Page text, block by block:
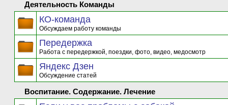
Деятельность Команды
КО-команда
Обсуждаем работу команды
Передержка
Работа с передержкой, поездки, фото, видео, медосмотр
Яндекс Дзен
Обсуждение статей
Воспитание. Содержание. Лечение